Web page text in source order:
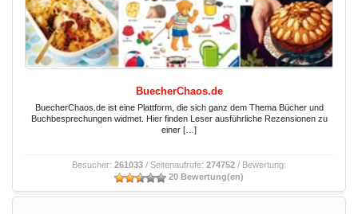
BuecherChaos.de
BuecherChaos.de ist eine Plattform, die sich ganz dem Thema Bücher und
Buchbesprechungen widmet. Hier finden Leser ausführliche Rezensionen zu
einer […]
Besucher: 261033 / Seitenaufrufe: 274752 / Bewertung:
20 Bewertung(en)